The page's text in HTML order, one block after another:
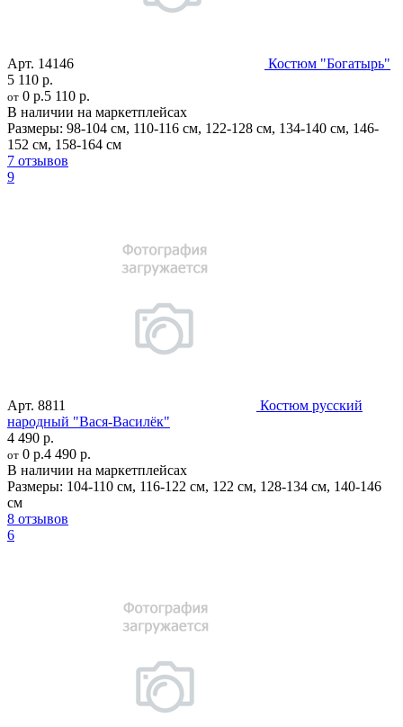
Арт. 14146
Костюм "Богатырь"
5 110 р.
от 0 р.5 110 р.
В наличии на маркетплейсах
Размеры: 98-104 см, 110-116 см, 122-128 см, 134-140 см, 146-
152 см, 158-164 см
7 отзывов
9
Арт. 8811
Костюм русский
народный "Вася-Василёк"
4 490 р.
от 0 р.4 490 р.
В наличии на маркетплейсах
Размеры: 104-110 см, 116-122 см, 122 см, 128-134 см, 140-146
см
8 отзывов
6